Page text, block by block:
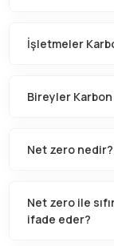
İşletmeler
Bireyler
Net zero nedir?
Net zero ile
ifade eder?